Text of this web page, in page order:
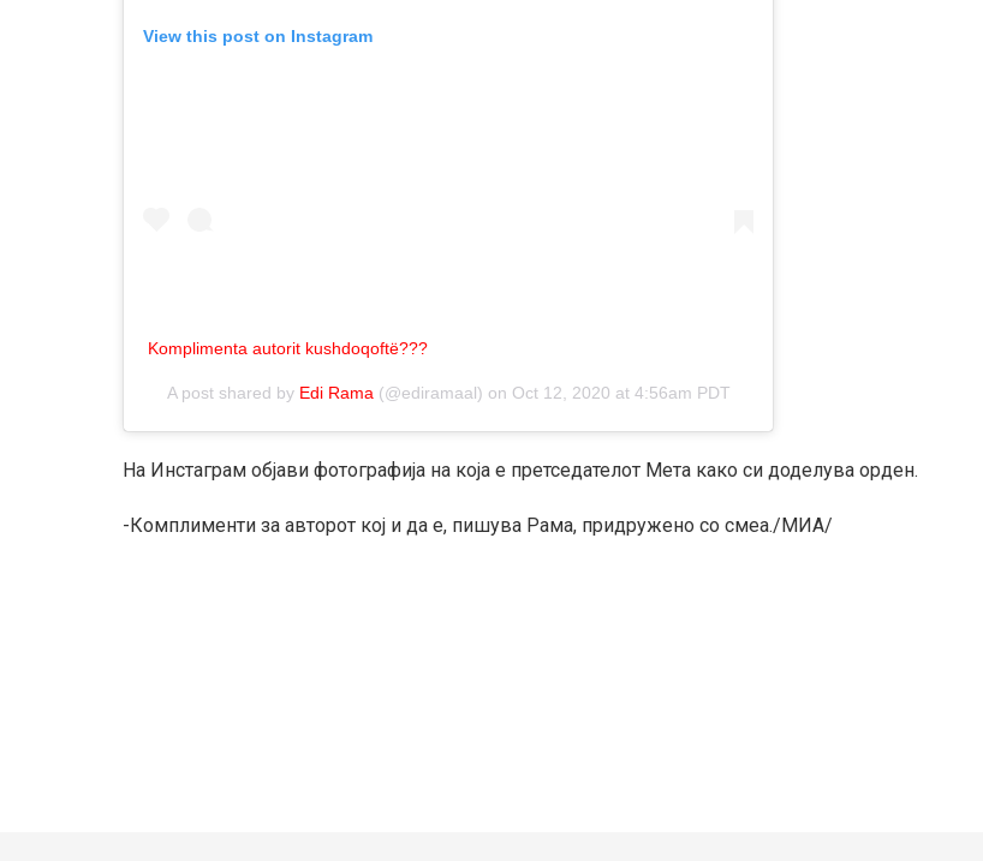
View this post on Instagram
Komplimenta autorit kushdoqoftë???
A post shared by Edi Rama (@ediramaal) on Oct 12, 2020 at 4:56am PDT
На Инстаграм објави фотографија на која е претседателот Мета како си доделува орден.
-Комплименти за авторот кој и да е, пишува Рама, придружено со смеа./MИА/